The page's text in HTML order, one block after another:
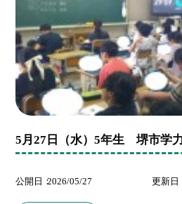
5月27日（水）5年生 堺市学
公開日 2026/05/27 更新日